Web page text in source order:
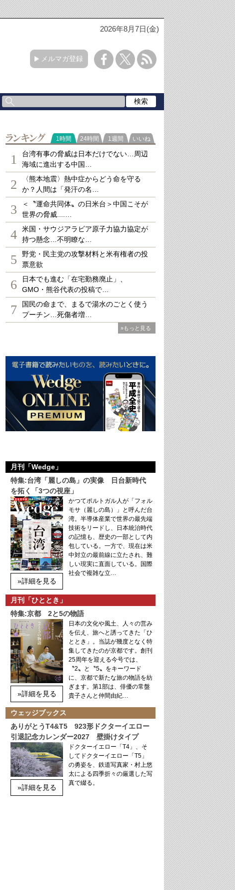
2026年8月7日(金)
メルマガ登録
ランキング
1時間 24時間 1週間 いいね
1
台湾有事の脅威は日本だけでない…周辺
海域に進出する中国…
2
〈熊本地震〉熱中症からどう命を守る
か？人間は「発汗の名…
3
＜〝運命共同体〟の日米台＞中国こそが
世界の脅威....…
4
米国・サウジアラビア原子力協力協定が
持つ懸念…不明瞭な…
5
野党・民主党の攻撃材料と米有権者の投
票意欲
6
日本でも進む「在宅勤務廃止」、
GMO・熊谷代表の投稿で…
7
国民の命まで、まるで湯水のごとく使う
プーチン…死傷者増…
»もっと見る
月刊「Wedge」
特集:台湾「麗しの島」の実像 日台新時代
を拓く「3つの視座」
»詳細を見る
かつてポルトガル人が「フォル
モサ（麗しの島）」と呼んだ台
湾。半導体産業で世界の最先端
技術をリードし、日本統治時代
の記憶も、歴史の一部として内
包している。一方で、現在は米
中対立の最前線に立たされ、難
しい現実に直面している。国際
社会で複雑な立…
月刊「ひととき」
特集:京都 2と5の物語
»詳細を見る
日本の文化や風土、人々の営み
を伝え、旅へと誘ってきた「ひ
ととき」。当誌が幾度となく特
集してきたのが京都です。創刊
25周年を迎える今号では、
〝2〟と〝5〟をキーワード
に、京都で新たな旅の物語を紡
ぎます。第1部は、俳優の常盤
貴子さんと仲間由紀…
ウェッジブックス
ありがとうT4&T5 923形ドクターイエロー
引退記念カレンダー2027 壁掛けタイプ
»詳細を見る
ドクターイエロー「T4」、そ
してドクターイエロー「T5」
の勇姿を、鉄道写真家・村上悠
太による四季折々の厳選した写
真で綴る。